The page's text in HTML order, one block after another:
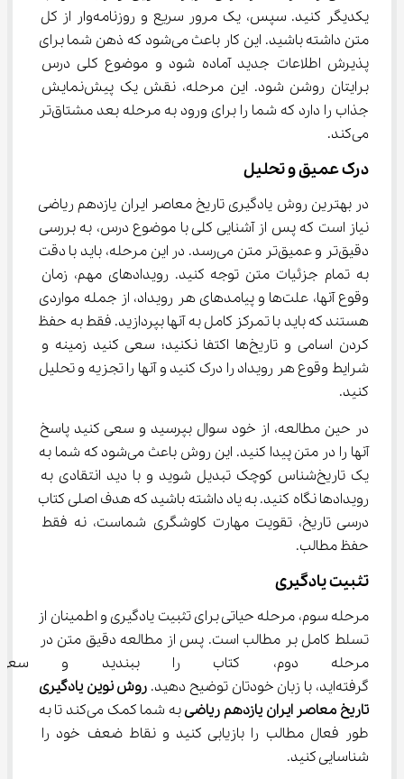
یکدیگر کنید. سپس، یک مرور سریع و روزنامه‌وار از کل
متن داشته باشید. این کار باعث می‌شود که ذهن شما برای
پذیرش اطلاعات جدید آماده شود و موضوع کلی درس
برایتان روشن شود. این مرحله، نقش یک پیش‌نمایش
جذاب را دارد که شما را برای ورود به مرحله بعد مشتاق‌تر
می‌کند.
درک عمیق و تحلیل
در بهترین روش یادگیری تاریخ معاصر ایران یازدهم ریاضی
نیاز است که پس از آشنایی کلی با موضوع درس، به بررسی
دقیق‌تر و عمیق‌تر متن می‌رسد. در این مرحله، باید با دقت
به تمام جزئیات متن توجه کنید. رویدادهای مهم، زمان
وقوع آنها، علت‌ها و پیامدهای هر رویداد، از جمله مواردی
هستند که باید با تمرکز کامل به آنها بپردازید. فقط به حفظ
کردن اسامی و تاریخ‌ها اکتفا نکنید؛ سعی کنید زمینه و
شرایط وقوع هر رویداد را درک کنید و آنها را تجزیه و تحلیل
کنید.
در حین مطالعه، از خود سوال بپرسید و سعی کنید پاسخ
آنها را در متن پیدا کنید. این روش باعث می‌شود که شما به
یک تاریخ‌شناس کوچک تبدیل شوید و با دید انتقادی به
رویدادها نگاه کنید. به یاد داشته باشید که هدف اصلی کتاب
درسی تاریخ، تقویت مهارت کاوشگری شماست، نه فقط
حفظ مطالب.
تثبیت یادگیری
مرحله سوم، مرحله حیاتی برای تثبیت یادگیری و اطمینان از
تسلط کامل بر مطالب است. پس از مطالعه دقیق متن در
مرحله دوم، کتاب را ببندید و
گرفته‌اید، با زبان خودتان توضیح دهید.
روش نوین یادگیری
تاریخ معاصر ایران یازدهم ریاضی
به شما کمک می‌کند تا به
طور فعال مطالب را بازیابی کنید و نقاط ضعف خود را
شناسایی کنید.